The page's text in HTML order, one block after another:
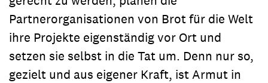
Partnerorganisationen von Brot für die Welt
ihre Projekte eigenständig vor Ort und
setzen sie selbst in die Tat um. Denn nur so,
gezielt und aus eigener Kraft, ist Armut in